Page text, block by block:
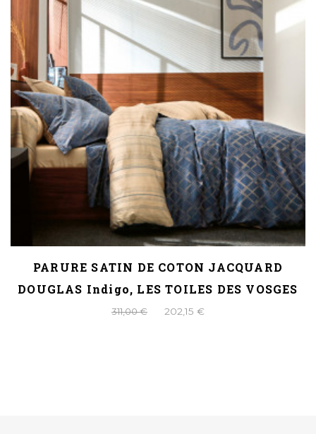
PARURE SATIN DE COTON JACQUARD
DOUGLAS Indigo, LES TOILES DES VOSGES
311,00 € 202,15 €